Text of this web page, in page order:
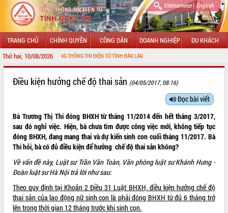
Vietnamese| English
TRANG CHỦ CHÍNH QUYỀN CÔNG DÂN DOANH NGHIỆP DU KHÁCH
Thứ hai, 10/08/2026
ĐẾN VỚI CỔNG THÔNG TIN ĐIỆN TỬ TỈNH ĐẮK LẮK
TIN TỨC SỰ KIỆN
SỞ, BAN, NGÀNH
UBND CÁC XÃ, PHƯỜNG
THÔNG TIN CHỈ ĐẠO ĐIỀU HÀNH
HỆ THỐNG VĂN BẢN
Điều kiện hưởng chế độ thai sản (04/05/2017, 08:16)
Đọc bài viết
Bà Trương Thị Thi đóng BHXH từ tháng 11/2014 đến hết tháng 3/2017,
sau đó nghỉ việc. Hiện, bà chưa tìm được công việc mới, không tiếp tục
đóng BHXH, đang mang thai và dự kiến sinh con cuối tháng 11/2017. Bà
Thi hỏi, bà có đủ điều kiện để hưởng chế độ thai sản không?
Về vấn đề này, Luật sư Trần Văn Toàn, Văn phòng luật sư Khánh Hưng -
Đoàn luật sư Hà Nội trả lời như sau:
Theo quy định tại Khoản 2 Điều 31 Luật BHXH, điều kiện hưởng chế độ
thai sản của lao động nữ sinh con là phải đóng BHXH từ đủ 6 tháng trở
lên trong thời gian 12 tháng trước khi sinh con.